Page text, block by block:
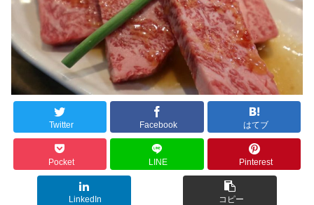
Twitter Facebook はてブ
Pocket LINE Pinterest
LinkedIn コピー